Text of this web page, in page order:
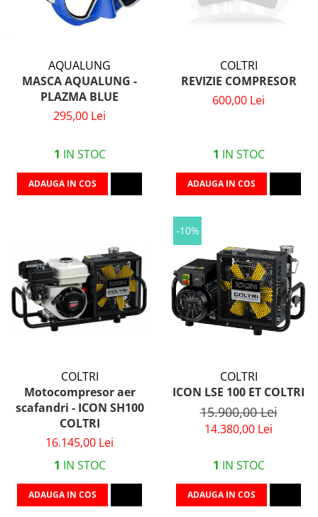
AQUALUNG
MASCA AQUALUNG -
PLAZMA BLUE
295,00 Lei
1 IN STOC
ADAUGA IN COS
COLTRI
REVIZIE COMPRESOR
600,00 Lei
1 IN STOC
ADAUGA IN COS
COLTRI
Motocompresor aer
scafandri - ICON SH100
COLTRI
16.145,00 Lei
1 IN STOC
ADAUGA IN COS
-10%
COLTRI
ICON LSE 100 ET COLTRI
15.900,00 Lei
14.380,00 Lei
1 IN STOC
ADAUGA IN COS